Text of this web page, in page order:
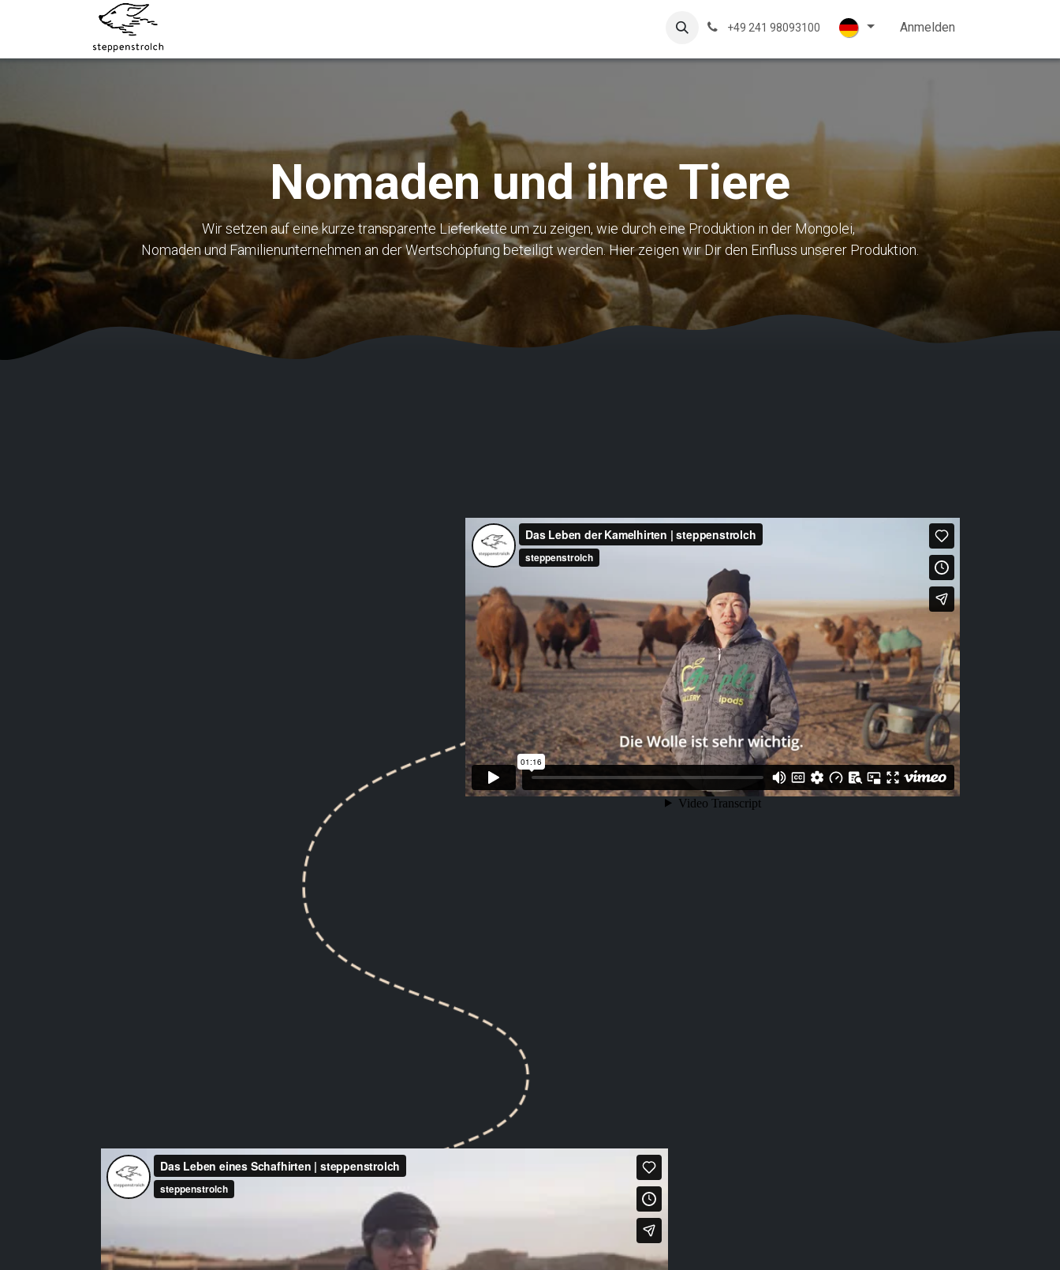
Zum Inhalt springen
Strickwolle Kontakt Hilfe
+49 241 98093100 Anmelden
Nomaden und ihre Tiere
Wir setzen auf eine kurze transparente Lieferkette um zu zeigen, wie durch eine Produktion in der Mongolei,
Nomaden und Familienunternehmen an der Wertschöpfung beteiligt werden. Hier zeigen wir Dir den Einfluss unserer Produktion.